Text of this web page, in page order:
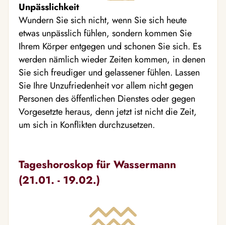
Unpässlichkeit
Wundern Sie sich nicht, wenn Sie sich heute
etwas unpässlich fühlen, sondern kommen Sie
Ihrem Körper entgegen und schonen Sie sich. Es
werden nämlich wieder Zeiten kommen, in denen
Sie sich freudiger und gelassener fühlen. Lassen
Sie Ihre Unzufriedenheit vor allem nicht gegen
Personen des öffentlichen Dienstes oder gegen
Vorgesetzte heraus, denn jetzt ist nicht die Zeit,
um sich in Konflikten durchzusetzen.
Tageshoroskop für Wassermann
(21.01. - 19.02.)